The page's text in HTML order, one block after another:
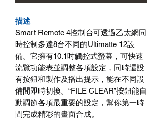
描述
Smart Remote 4控制台可透過乙太網同
時控制多達8台不同的Ultimatte 12設
備。它擁有10.1吋觸控式螢幕，可快速
流覽功能表並調整各項設定，同時還設
有按鈕和製作及播出提示，能在不同設
備間即時切換。“FILE CLEAR”按鈕能自
動調節各項最重要的設定，幫你第一時
間完成精彩的畫面合成。